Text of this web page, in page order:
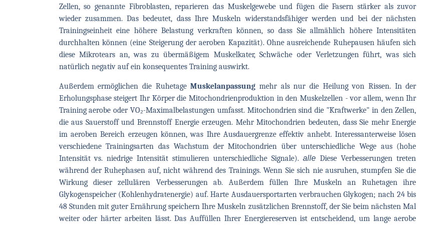
Zellen, so genannte Fibroblasten, reparieren das Muskelgewebe und fügen die Fasern stärker als zuvor
wieder zusammen. Das bedeutet, dass Ihre Muskeln widerstandsfähiger werden und bei der nächsten
Trainingseinheit eine höhere Belastung verkraften können, so dass Sie allmählich höhere Intensitäten
durchhalten können (eine Steigerung der aeroben Kapazität). Ohne ausreichende Ruhepausen häufen sich
diese Mikrotears an, was zu übermäßigem Muskelkater, Schwäche oder Verletzungen führt, was sich
natürlich negativ auf ein konsequentes Training auswirkt.
Außerdem ermöglichen die RuhetageMuskelanpassung mehr als nur die Heilung von Rissen. In der
Erholungsphase steigert Ihr Körper die Mitochondrienproduktion in den Muskelzellen - vor allem, wenn Ihr
Training aerobe oder VO₂-Maximalbelastungen umfasst. Mitochondrien sind die "Kraftwerke" in den Zellen,
die aus Sauerstoff und Brennstoff Energie erzeugen. Mehr Mitochondrien bedeuten, dass Sie mehr Energie
im aeroben Bereich erzeugen können, was Ihre Ausdauergrenze effektiv anhebt. Interessanterweise lösen
verschiedene Trainingsarten das Wachstum der Mitochondrien über unterschiedliche Wege aus (hohe
Intensität vs. niedrige Intensität stimulieren unterschiedliche Signale).alle Diese Verbesserungen treten
während der Ruhephasen auf, nicht während des Trainings. Wenn Sie sich nie ausruhen, stumpfen Sie die
Wirkung dieser zellulären Verbesserungen ab. Außerdem füllen Ihre Muskeln an Ruhetagen ihre
Glykogenspeicher (Kohlenhydratenergie) auf. Harte Ausdauersportarten verbrauchen Glykogen; nach 24 bis
48 Stunden mit guter Ernährung speichern Ihre Muskeln zusätzlichen Brennstoff, der Sie beim nächsten Mal
weiter oder härter arbeiten lässt. Das Auffüllen Ihrer Energiereserven ist entscheidend, um lange aerobe